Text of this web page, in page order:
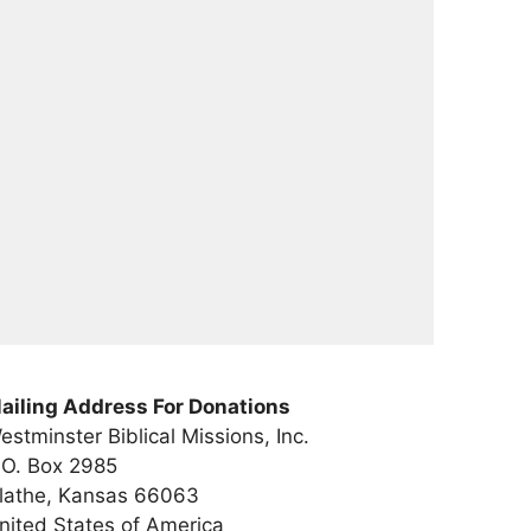
Address For Donations
Biblical Missions, Inc.
Box 2985
Kansas 66063
States of America